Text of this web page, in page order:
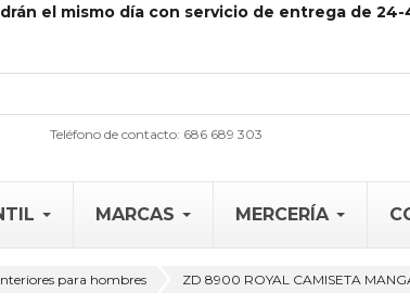
el mismo día con servicio de entrega de
Teléfono de contacto: 686 689 303
MARCAS MERCERÍA
para hombres ZD 8900 ROYAL CAMISETA